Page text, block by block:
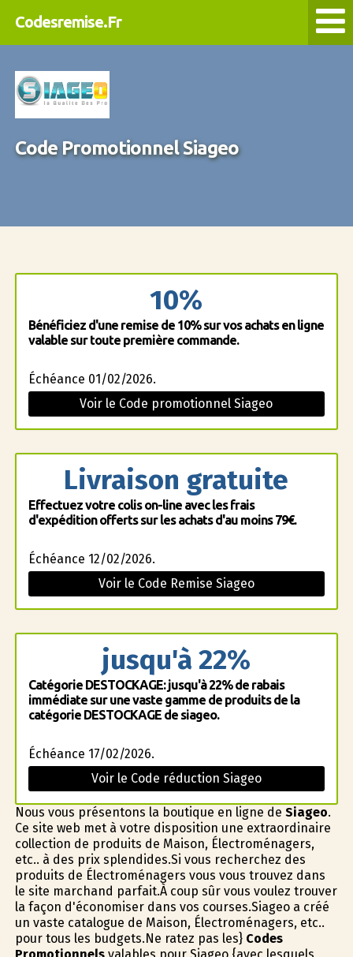
Codesremise.Fr
Code Promotionnel Siageo
10%
Bénéficiez d'une remise de 10% sur vos achats en ligne
valable sur toute première commande.
Échéance 01/02/2026.
Voir le Code promotionnel Siageo
Livraison gratuite
Effectuez votre colis on-line avec les frais
d'expédition offerts sur les achats d'au moins 79€.
Échéance 12/02/2026.
Voir le Code Remise Siageo
jusqu'à 22%
Catégorie DESTOCKAGE: jusqu'à 22% de rabais
immédiate sur une vaste gamme de produits de la
catégorie DESTOCKAGE de siageo.
Échéance 17/02/2026.
Voir le Code réduction Siageo
Nous vous présentons la boutique en ligne de Siageo.
Ce site web met à votre disposition une extraordinaire
collection de produits de Maison, Électroménagers,
etc.. à des prix splendides.Si vous recherchez des
produits de Électroménagers vous vous trouvez dans
le site marchand parfait.À coup sûr vous voulez trouver
la façon d'économiser dans vos courses.Siageo a créé
un vaste catalogue de Maison, Électroménagers, etc..
pour tous les budgets.Ne ratez pas les} Codes